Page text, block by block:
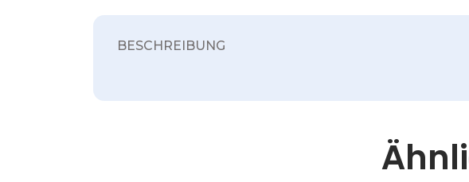
BESCHREIBUNG